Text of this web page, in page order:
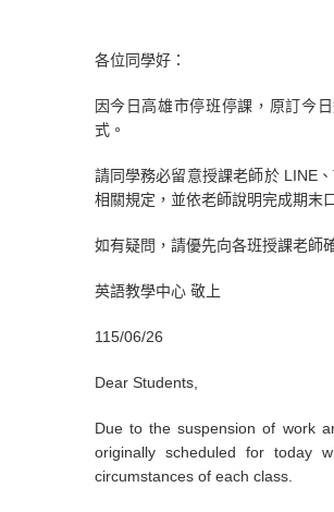
各位同學好：
因今日高雄市停班停課，原訂今
式。
請同學務必留意授課老師於 LINE
相關規定，並依老師說明完成期末
如有疑問，請優先向各班授課老師
英語教學中心 敬上
115/06/26
Dear Students,
Due to the suspension of work
originally scheduled for today
circumstances of each class.